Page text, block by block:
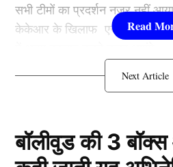
सभी टीमों का प्रदर्शन नजर नहीं
केकेआर के खिलाफ एसआरएच के
SRH vs KKR: लगातार
बॉलीवुड की 3